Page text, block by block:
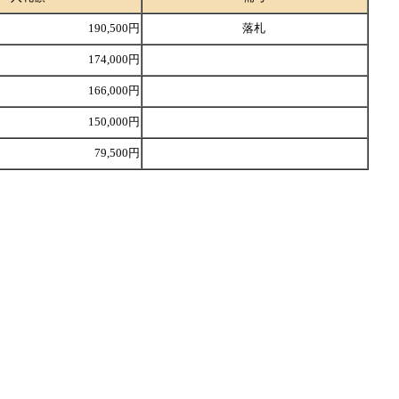
190,500円 落札
174,000円
166,000円
150,000円
79,500円